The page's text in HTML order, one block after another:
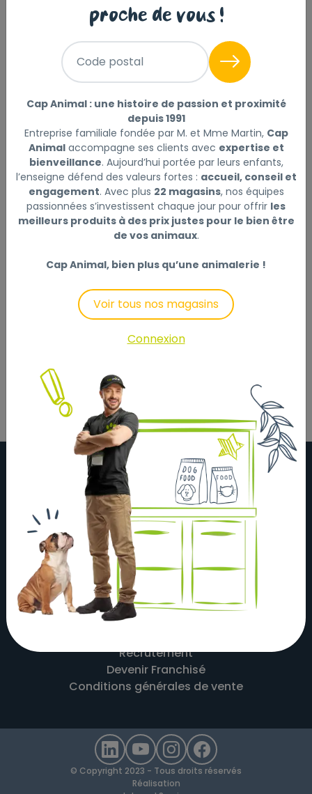
ÉMINCÉS FELIX JUMBO PACK - 60 X
85G
FELIX|Réf : 8445291899124
ÉMINCÉS FELIX JUMBO PACK - 60 X 85GLire la suite
Ce produit n'est plus disponible
Recettes d’émincés 100% complets et équilibrés.
À propos
Actualités
Nos magasins
Nos partenaires
Nous contacter
Recrutement
Devenir Franchisé
Conditions générales de vente
© Copyright 2023 - Tous droits réservés
Réalisation
proche de vous !
Code postal
Cap Animal : une histoire de passion et proximité
depuis 1991
Entreprise familiale fondée par M. et Mme Martin, Cap
Animalaccompagne ses clients avec expertise et
bienveillance. Aujourd’hui portée par leurs enfants,
l’enseigne défend des valeurs fortes : accueil, conseil et
engagement. Avec plus 22 magasins, nos équipes
passionnées s’investissent chaque jour pour offrir les
meilleurs produits à des prix justes pour le bien être
de vos animaux.
Cap Animal, bien plus qu’une animalerie !
Voir tous nos magasins
Connexion